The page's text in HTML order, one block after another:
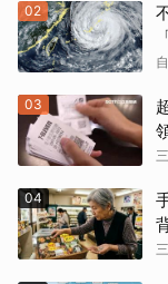
02
03
04